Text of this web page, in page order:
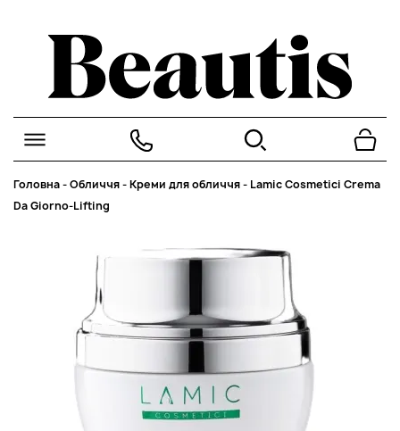
Головна-Обличчя-Креми для обличчя- Lamic Cosmetici Crema
Da Giorno-Lifting